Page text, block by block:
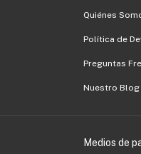
Quiénes
Política de
Preguntas
Nuestro Blog
Medios de